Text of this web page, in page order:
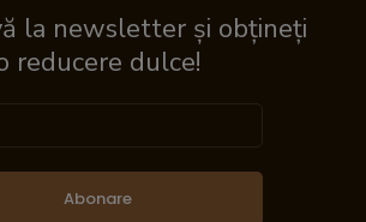
la newsletter și obțineți
reducere dulce!
Abonare